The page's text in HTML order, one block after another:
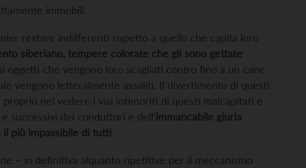
immobili.
restare indifferenti rispetto a quello che capita loro
siberiano, tempere colorate che gli sono gettate
oggetti che vengono loro scagliati contro fino a un cane
vengono letteralmente assaliti. Il divertimento di questi
proprio nel vedere i visi intimoriti di questi malcapitati e
successivi dei conduttori e dell’immancabile giuria
più impassibile di tutti.
– in definitiva alquanto ripetitive per il meccanismo